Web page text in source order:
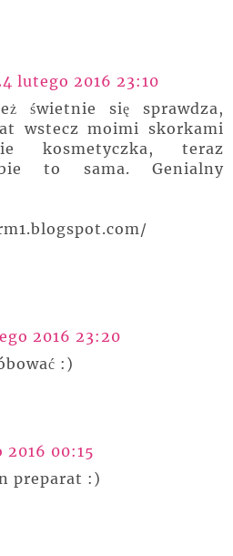
lutego 2016 23:10
świetnie się sprawdza,
wstecz moimi skorkami
kosmetyczka, teraz
to sama. Genialny
2016 23:20
:)
00:15
preparat :)